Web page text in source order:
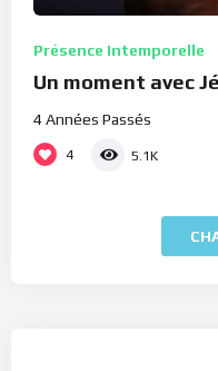
Présence Intemporelle
Un moment avec
4 Années Passés
4 5.1K